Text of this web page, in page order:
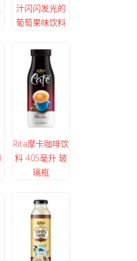
汁闪闪发光的
葡萄果味饮料
Rita摩卡咖啡饮
料 405毫升 玻
璃瓶